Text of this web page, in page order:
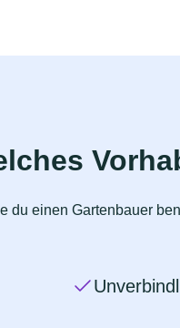
du einen Gartenbauer